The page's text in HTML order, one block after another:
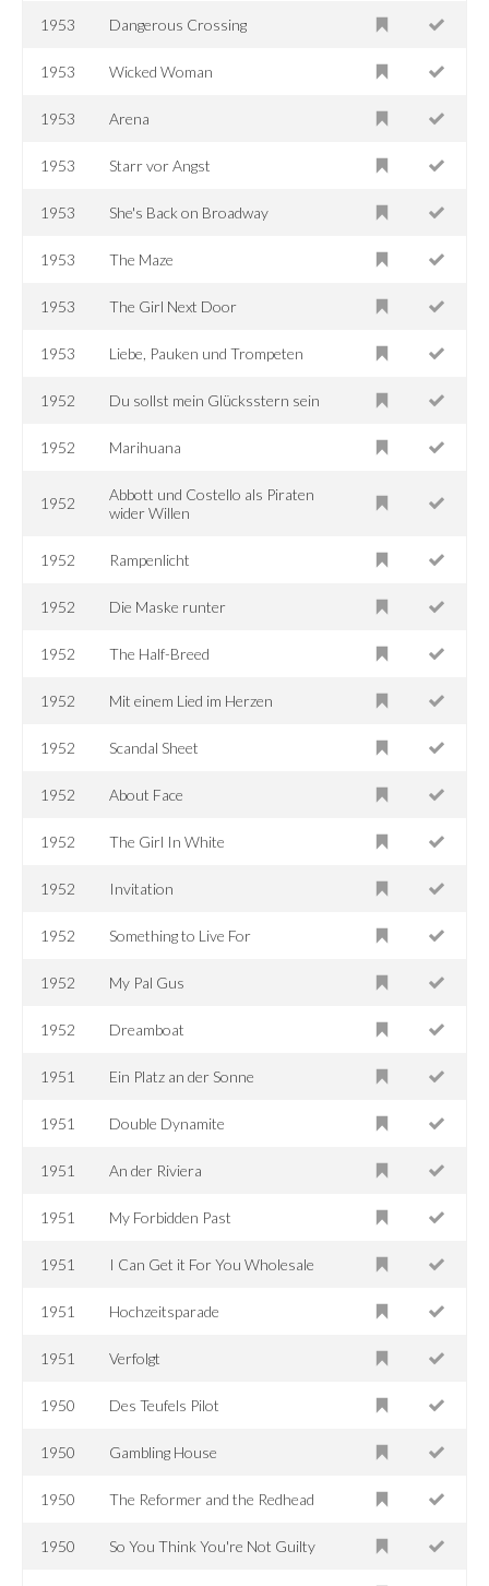
1953 Dangerous Crossing
1953 Wicked Woman
1953 Arena
1953 Starr vor Angst
1953 She's Back on Broadway
1953 The Maze
1953 The Girl Next Door
1953 Liebe, Pauken und Trompeten
1952 Du sollst mein Glücksstern sein
1952 Marihuana
1952
Abbott und Costello als Piraten
wider Willen
1952 Rampenlicht
1952 Die Maske runter
1952 The Half-Breed
1952 Mit einem Lied im Herzen
1952 Scandal Sheet
1952 About Face
1952 The Girl In White
1952 Invitation
1952 Something to Live For
1952 My Pal Gus
1952 Dreamboat
1951 Ein Platz an der Sonne
1951 Double Dynamite
1951 An der Riviera
1951 My Forbidden Past
1951 I Can Get it For You Wholesale
1951 Hochzeitsparade
1951 Verfolgt
1950 Des Teufels Pilot
1950 Gambling House
1950 The Reformer and the Redhead
1950 So You Think You're Not Guilty